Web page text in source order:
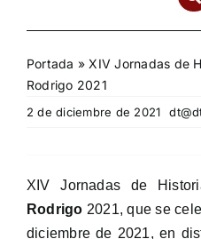
Portada » XIV Jornadas de
Rodrigo 2021
2 de diciembre de 2021
XIV Jornadas de
Rodrigo 2021, que se
diciembre de 2021, en